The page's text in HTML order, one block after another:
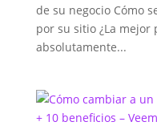
de su negocio Cómo
por su sitio ¿La mejor
absolutamente...